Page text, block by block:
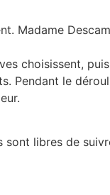
Madame
choisissent,
Pendant le
sont libres de